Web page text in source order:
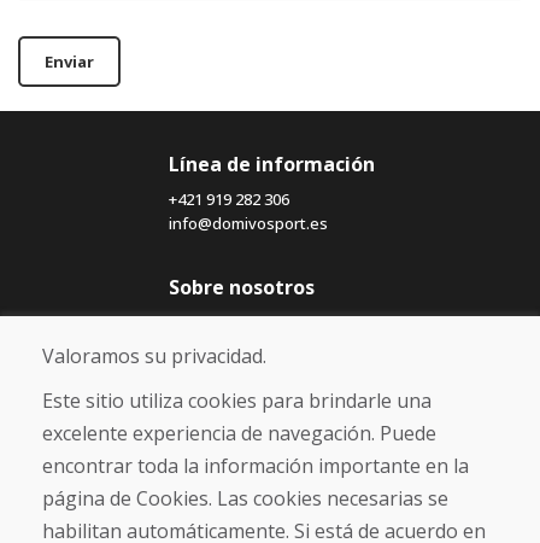
Enviar
Línea de información
+421 919 282 306
info@domivosport.es
Sobre nosotros
Blog
Sobre nosotros
Comercio
Contacto
Compra
Tienda electrónica
Valoramos su privacidad.
Este sitio utiliza cookies para brindarle una
excelente experiencia de navegación. Puede
encontrar toda la información importante en la
página de Cookies. Las cookies necesarias se
habilitan automáticamente. Si está de acuerdo en